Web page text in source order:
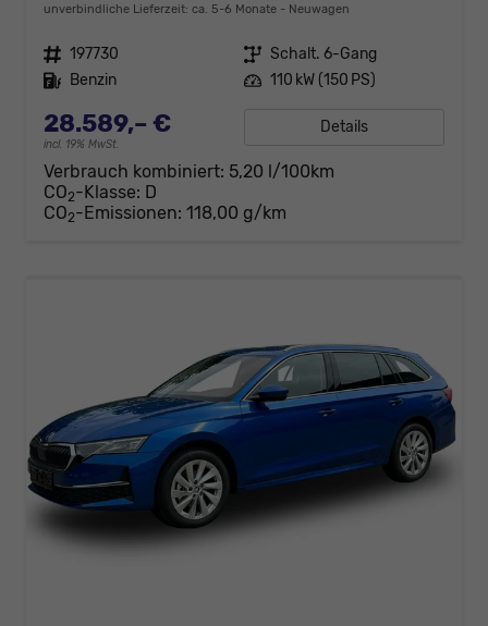
unverbindliche Lieferzeit: ca. 5-6 Monate Neuwagen
Fahrzeugnr. 197730 Getriebe Schalt. 6-Gang
Kraftstoff Benzin Leistung 110 kW (150 PS)
28.589,– €
incl. 19% MwSt.
Details
Verbrauch kombiniert: 5,20 l/100km
CO2-Klasse: D
CO2-Emissionen: 118,00 g/km